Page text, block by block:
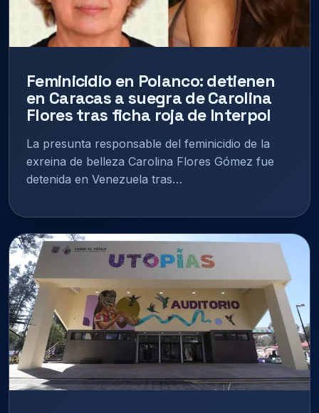
Feminicidio en Polanco: detienen
en Caracas a suegra de Carolina
Flores tras ficha roja de Interpol
La presunta responsable del feminicidio de la
exreina de belleza Carolina Flores Gómez fue
detenida en Venezuela tras…